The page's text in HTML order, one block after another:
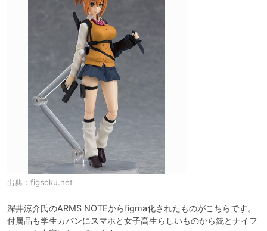
出典： figsoku.net
深井涼介氏のARMS NOTEからfigma化されたものがこちらです。
付属品も学生カバンにスマホと女子高生らしいものから銃とナイフ